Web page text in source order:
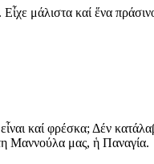
μάλιστα καί ἕνα
καί φρέσκα; Δέν
Μαννούλα μας, ἡ Παναγία.